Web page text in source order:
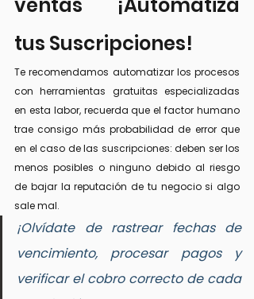
tus Suscripciones!
Te recomendamos automatizar los procesos
con herramientas gratuitas especializadas
en esta labor, recuerda que el factor humano
trae consigo más probabilidad de error que
en el caso de las suscripciones: deben ser los
menos posibles o ninguno debido al riesgo
de bajar la reputación de tu negocio si algo
sale mal.
¡Olvídate de rastrear fechas de
vencimiento, procesar pagos y
verificar el cobro correcto de cada